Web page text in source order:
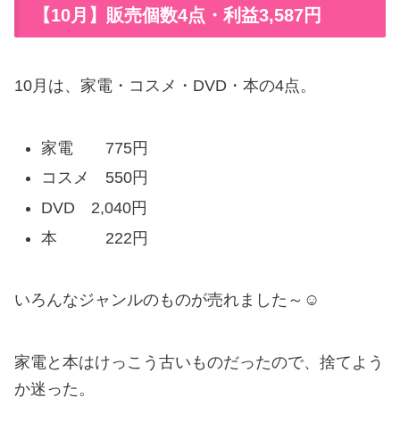
【10月】販売個数4点・利益3,587円
10月は、家電・コスメ・DVD・本の4点。
家電 775円
コスメ 550円
DVD 2,040円
本 222円
いろんなジャンルのものが売れました～☺
家電と本はけっこう古いものだったので、捨てよう
か迷った。